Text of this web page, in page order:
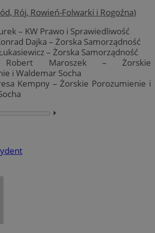
Rój, Rowień-Folwarki i Rogoźna)
– KW Prawo i Sprawiedliwość
Dajka – Żorska Samorządność
– Żorska Samorządność
Robert Maroszek – Żorskie
i Waldemar Socha
Kempny – Żorskie Porozumienie i
⏵︎